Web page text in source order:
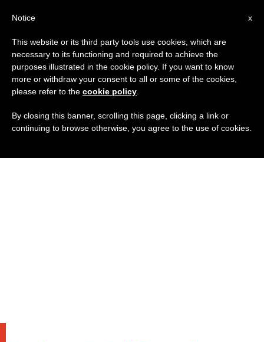
x
Notice
This website or its third party tools use cookies, which are
necessary to its functioning and required to achieve the
purposes illustrated in the cookie policy. If you want to know
more or withdraw your consent to all or some of the cookies,
please refer to the cookie policy
By closing this banner, scrolling this page, clicking a link or
continuing to browse otherwise, you agree to the use of cookies.